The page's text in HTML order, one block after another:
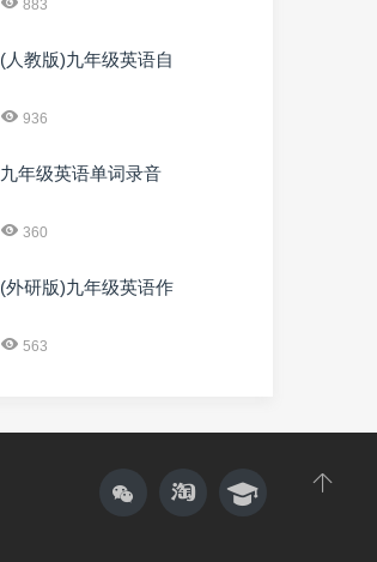
883
(人教版)九年级英语自
936
九年级英语单词录音
360
(外研版)九年级英语作
563